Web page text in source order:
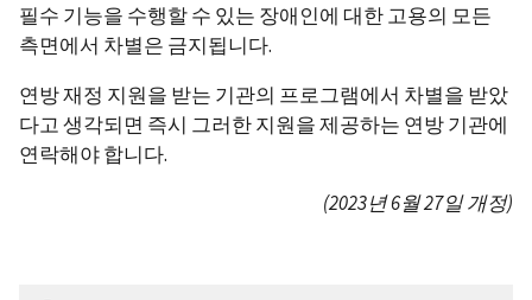
필수 기능을 수행할 수 있는 장애인에 대한 고용의 모든
측면에서 차별은 금지됩니다.
연방 재정 지원을 받는 기관의 프로그램에서 차별을 받았
다고 생각되면 즉시 그러한 지원을 제공하는 연방 기관에
연락해야 합니다.
(2023년 6월 27일 개정)